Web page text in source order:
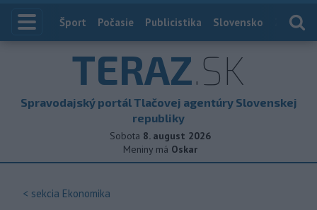
Index
Šport Počasie Publicistika Slovensko
TERAZ.SK
Spravodajský portál Tlačovej agentúry Slovenskej
republiky
Sobota 8. august 2026
Meniny má Oskar
< sekcia Ekonomika